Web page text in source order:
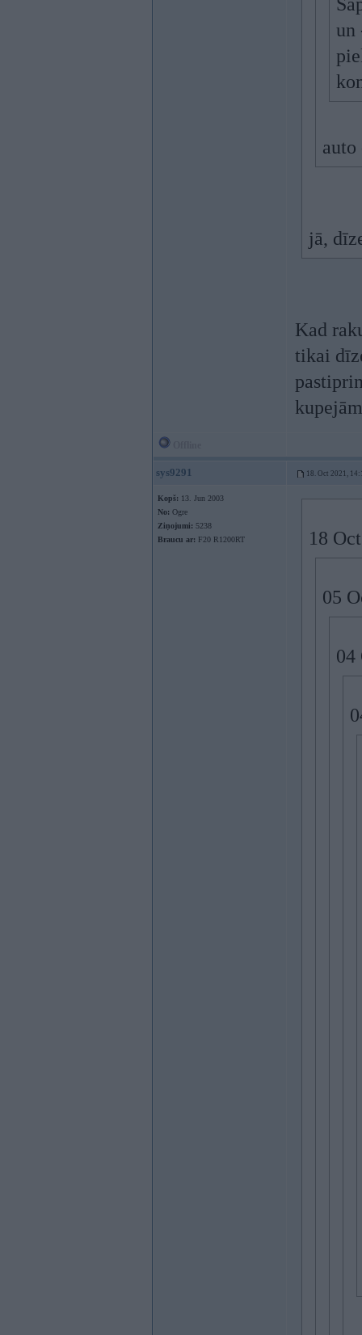
un
auto
jā,
Kad
tikai
sys9291 18. Oct 2021,
Kopš: 13. Jun 2003
No: Ogre
Ziņojumi: 5238
Braucu ar: F20 R1200RT 18
05
04